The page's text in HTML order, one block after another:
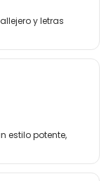
y letras
estilo potente,